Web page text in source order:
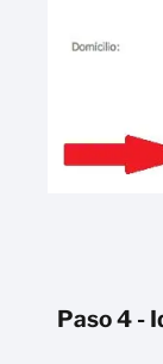
Paso 4 -